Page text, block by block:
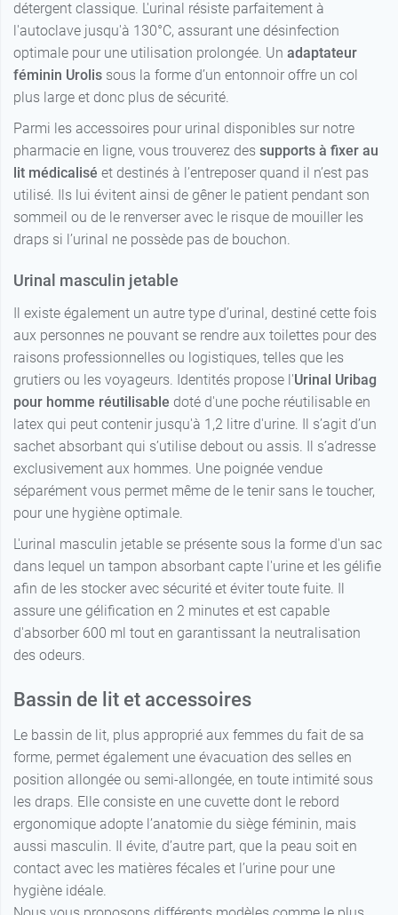
détergent classique. L'urinal résiste parfaitement à
l'autoclave jusqu'à 130°C, assurant une désinfection
optimale pour une utilisation prolongée. Un adaptateur
féminin Urolis sous la forme d’un entonnoir offre un col
plus large et donc plus de sécurité.
Parmi les accessoires pour urinal disponibles sur notre
pharmacie en ligne, vous trouverez des supports à fixer au
lit médicalisé et destinés à l’entreposer quand il n’est pas
utilisé. Ils lui évitent ainsi de gêner le patient pendant son
sommeil ou de le renverser avec le risque de mouiller les
draps si l’urinal ne possède pas de bouchon.
Urinal masculin jetable
Il existe également un autre type d’urinal, destiné cette fois
aux personnes ne pouvant se rendre aux toilettes pour des
raisons professionnelles ou logistiques, telles que les
grutiers ou les voyageurs. Identités propose l'Urinal Uribag
pour homme réutilisable doté d'une poche réutilisable en
latex qui peut contenir jusqu'à 1,2 litre d'urine. Il s’agit d’un
sachet absorbant qui s’utilise debout ou assis. Il s’adresse
exclusivement aux hommes. Une poignée vendue
séparément vous permet même de le tenir sans le toucher,
pour une hygiène optimale.
L'urinal masculin jetable se présente sous la forme d'un sac
dans lequel un tampon absorbant capte l'urine et les gélifie
afin de les stocker avec sécurité et éviter toute fuite. Il
assure une gélification en 2 minutes et est capable
d'absorber 600 ml tout en garantissant la neutralisation
des odeurs.
Bassin de lit et accessoires
Le bassin de lit, plus approprié aux femmes du fait de sa
forme, permet également une évacuation des selles en
position allongée ou semi-allongée, en toute intimité sous
les draps. Elle consiste en une cuvette dont le rebord
ergonomique adopte l’anatomie du siège féminin, mais
aussi masculin. Il évite, d’autre part, que la peau soit en
contact avec les matières fécales et l’urine pour une
hygiène idéale.